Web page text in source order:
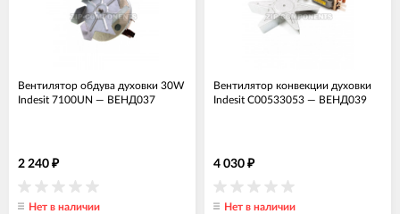
Вентилятор обдува духовки 30W
Indesit 7100UN — ВЕНД037
2 240 ₽
Нет в наличии
Вентилятор конвекции духовки
Indesit C00533053 — ВЕНД039
4 030 ₽
Нет в наличии